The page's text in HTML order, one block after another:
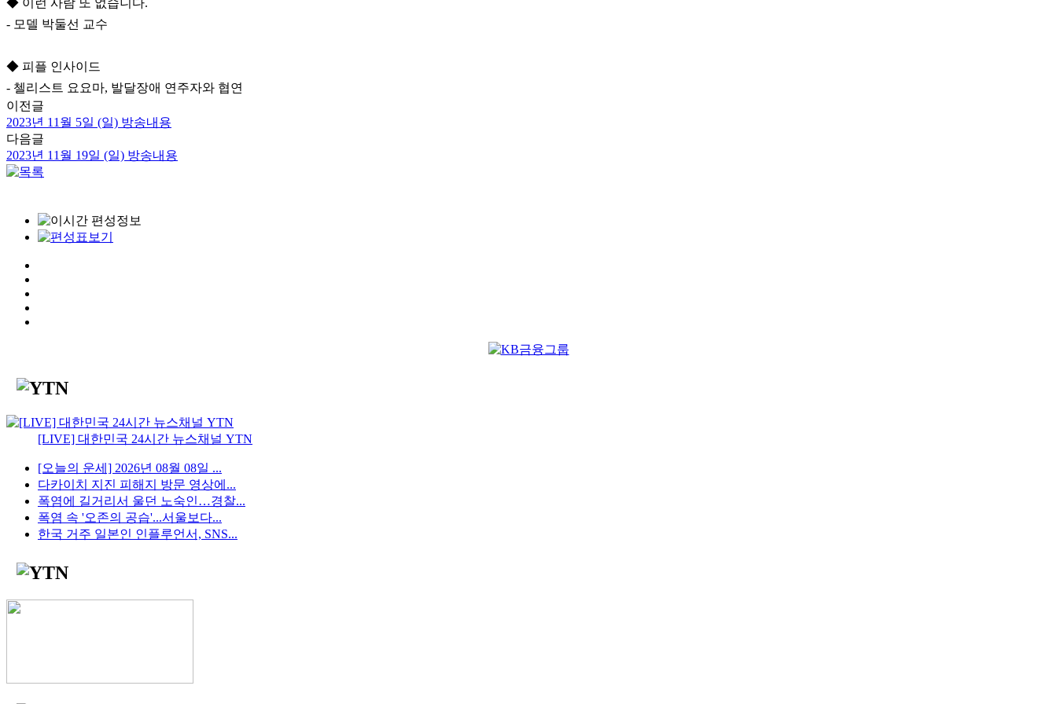
◆ 이런 사람 또 없습니다.
- 모델 박둘선 교수
◆ 피플 인사이드
- 첼리스트 요요마, 발달장애 연주자와 협연
이전글
2023년 11월 5일 (일) 방송내용
다음글
2023년 11월 19일 (일) 방송내용
[LIVE] 대한민국 24시간 뉴스채널 YTN
[오늘의 운세] 2026년 08월 08일 ...
다카이치 지진 피해지 방문 영상에...
폭염에 길거리서 울던 노숙인…경찰...
폭염 속 '오존의 공습'...서울보다...
한국 거주 일본인 인플루언서, SNS...